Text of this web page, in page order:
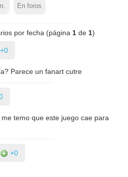
En foros
por fecha (página 1de 1)
+0
Parece un fanart cutre
temo que este juego cae para
+0